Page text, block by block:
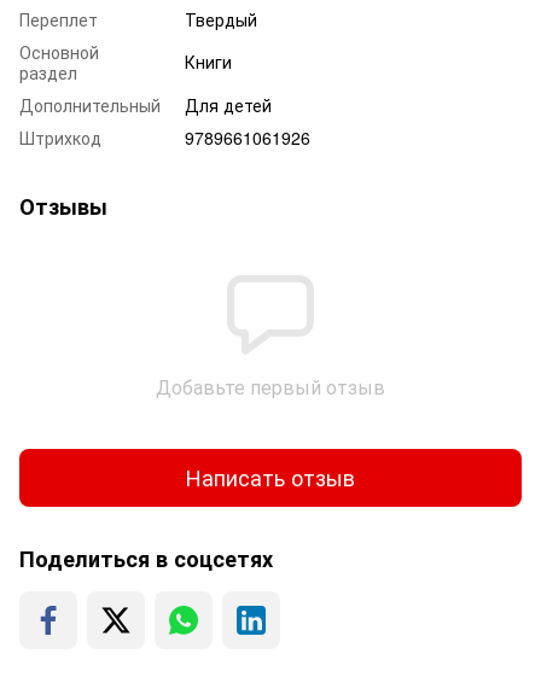
Переплет
Твердый
Основной
раздел
Книги
Дополнительный
Для детей
Штрихкод
9789661061926
Отзывы
Добавьте первый отзыв
Написать отзыв
Поделиться в соцсетях